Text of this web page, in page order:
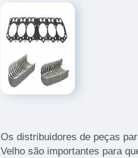
Os distribuidores de peças
Velho são importantes para